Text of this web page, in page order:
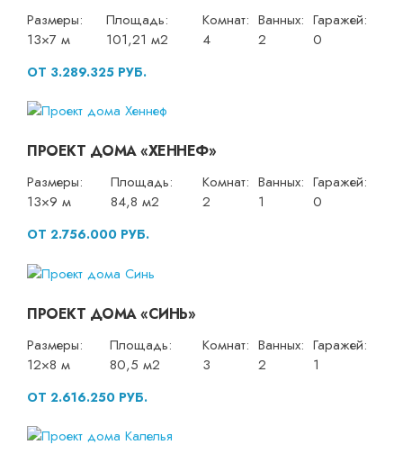
Размеры:
13×7 м
Площадь:
101,21 м2
Комнат:
4
Ванных:
2
Гаражей:
0
ОТ 3.289.325 РУБ.
ПРОЕКТ ДОМА «ХЕННЕФ»
Размеры:
13×9 м
Площадь:
84,8 м2
Комнат:
2
Ванных:
1
Гаражей:
0
ОТ 2.756.000 РУБ.
ПРОЕКТ ДОМА «СИНЬ»
Размеры:
12×8 м
Площадь:
80,5 м2
Комнат:
3
Ванных:
2
Гаражей:
1
ОТ 2.616.250 РУБ.